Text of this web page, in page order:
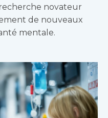
novateur
de nouveaux
mentale.